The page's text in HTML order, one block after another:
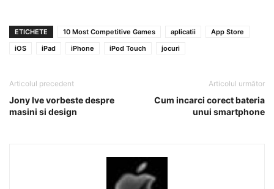
ETICHETE 10 Most Competitive Games aplicatii
App Store
iOS
iPad iPhone iPod Touch jocuri
Articolul precedent
Jony Ive vorbeste despre
masini si design
Articolul următor
Cum incarci corect bateria
unui smartphone